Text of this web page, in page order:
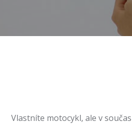
Vlastníte motocykl, ale v